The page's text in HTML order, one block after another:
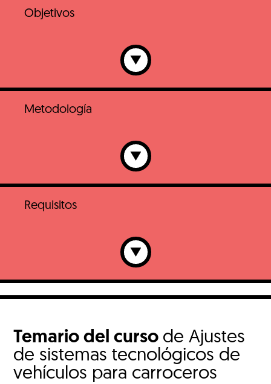
Objetivos
Consigue los conocimientos necesarios para llevar
a cabo los ajustes de sistemas tecnológicos de
Metodología
Modalidad presencial y formación 100% práctica
donde el vehículo y el técnico son los
Masterclasses
Requisitos
Este curso no tiene requisitos específicos de
Temario del curso de Ajustes
de sistemas tecnológicos de
vehículos para carroceros